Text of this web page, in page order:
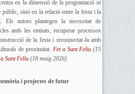
en la dimensió de la programació ni
públic, sinó en la relació entre la festa i la
Els autors plantegen la necessitat de
amb les entitats, recuperar processos
de la festa i reconnectar-la amb
de proximitat. Fet a Sant Feliu (15
Sant Feliu(18 maig 2026)
i projectes de futur